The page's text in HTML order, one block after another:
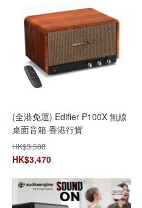
(全港免運) Edifier P100X 無線
桌面音箱 香港行貨
HK$3,580
HK$3,470